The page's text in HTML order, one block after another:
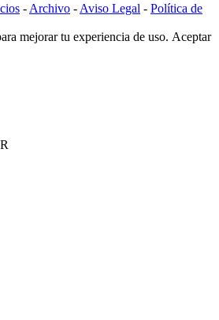
- Archivo - Aviso Legal - Política de
mejorar tu experiencia de uso. Aceptar